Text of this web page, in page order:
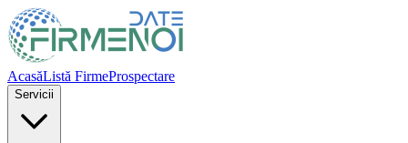
AcasăListă FirmeProspectare
Servicii